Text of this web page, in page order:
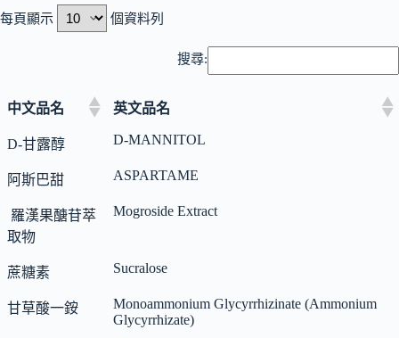
每頁顯示 個資料列
搜尋:
中文品名 英文品名
D-甘露醇 D-MANNITOL
阿斯巴甜 ASPARTAME
羅漢果醣苷萃
取物
Mogroside Extract
蔗糖素 Sucralose
甘草酸一銨
Monoammonium Glycyrrhizinate (Ammonium
Glycyrrhizate)